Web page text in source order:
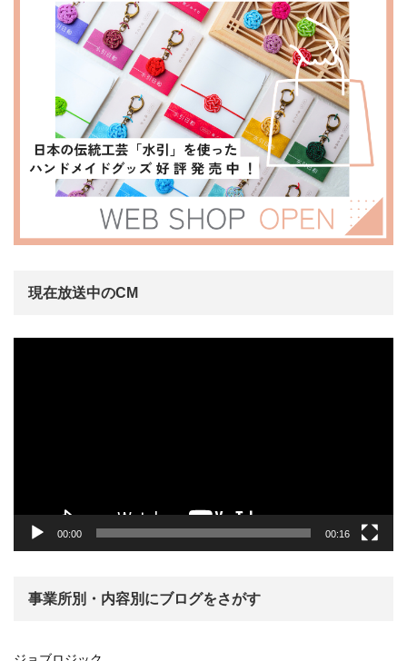
現在放送中のCM
00:00 00:16
事業所別・内容別にブログをさがす